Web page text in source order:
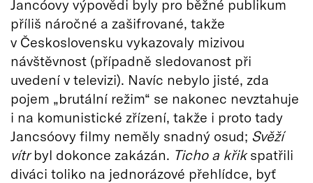
Jancóovy výpovědi byly pro běžné publikum
příliš náročné a zašifrované, takže
v Československu vykazovaly mizivou
návštěvnost (případně sledovanost při
uvedení v televizi). Navíc nebylo jisté, zda
pojem „brutální režim“ se nakonec nevztahuje
i na komunistické zřízení, takže i proto tady
Jancsóovy filmy neměly snadný osud; Svěží
vítrbyl dokonce zakázán. Ticho a křikspatřili
diváci toliko na jednorázové přehlídce, byť